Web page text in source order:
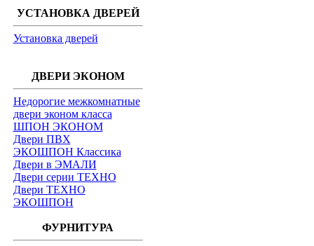
УСТАНОВКА ДВЕРЕЙ
Установка дверей
ДВЕРИ ЭКОНОМ
Недорогие межкомнатные
двери эконом класса
ШПОН ЭКОНОМ
Двери ПВХ
ЭКОШПОН Классика
Двери в ЭМАЛИ
Двери серии ТЕХНО
Двери ТЕХНО
ЭКОШПОН
ФУРНИТУРА